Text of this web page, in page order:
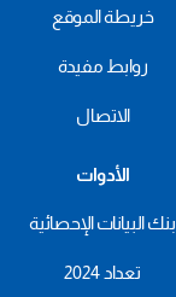
خريطة الموقع
روابط مفيدة
الاتصال
الأدوات
بنك البيانات الإحصائية
تعداد 2024